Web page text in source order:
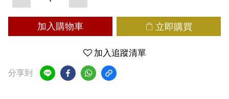
加入購物車 立即購買
加入追蹤清單
分享到